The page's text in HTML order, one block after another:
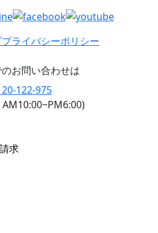
プライバシーポリシー
お問い合わせは
122-975
求